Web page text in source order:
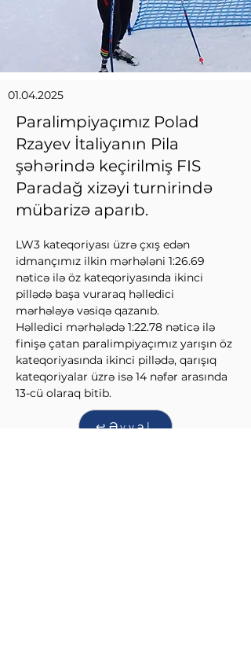
01.04.2025
Paralimpiyaçımız Polad
Rzayev İtaliyanın Pila
şəhərində keçirilmiş FIS
Paradağ xizəyi turnirində
mübarizə aparıb.
LW3 kateqoriyası üzrə çxış edən
idmançımız ilkin mərhələni 1:26.69
nəticə ilə öz kateqoriyasında ikinci
pillədə başa vuraraq həlledici
mərhələyə vəsiqə qazanıb.
Həlledici mərhələdə 1:22.78 nəticə ilə
finişə çatan paralimpiyaçımız yarışın öz
kateqoriyasında ikinci pillədə, qarışıq
kateqoriyalar üzrə isə 14 nəfər arasında
13-cü olaraq bitib.
↩Əvvəl